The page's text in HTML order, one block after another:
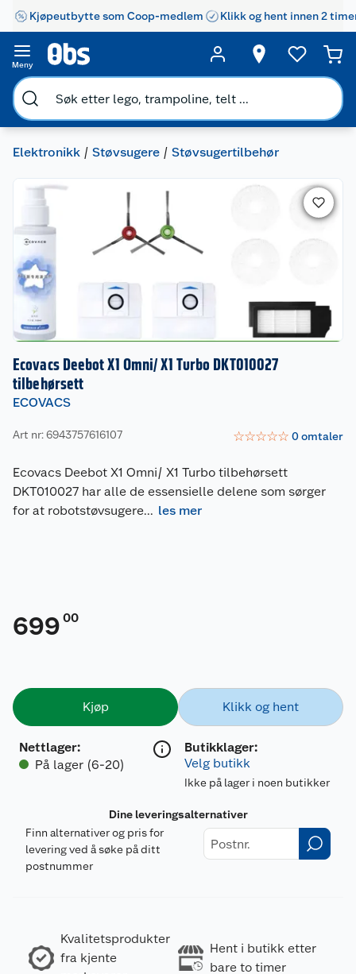
Kjøpeutbytte som Coop-medlem Klikk og hent innen 2
Meny
Elektronikk Støvsugere Støvsugertilbehør
Ecovacs Deebot X1 Omni/ X1 Turbo DKT010027
tilbehørsett
ECOVACS
Art nr: 6943757616107 ☆☆☆☆☆ 0omtaler
Ecovacs Deebot X1 Omni/ X1 Turbo tilbehørsett
DKT010027 har alle de essensielle delene som sørger
for at robotstøvsugere... les mer
699 00
Kjøp
Nettlager:
På lager (6-20)
Klikk og hent
Butikklager:
Velg butikk
Ikke på lager i noen butikker
Dine leveringsalternativer
Finn alternativer og pris for
levering ved å søke på ditt
postnummer
Kvalitetsprodukter
fra kjente
Hent i butikk etter
bare to timer